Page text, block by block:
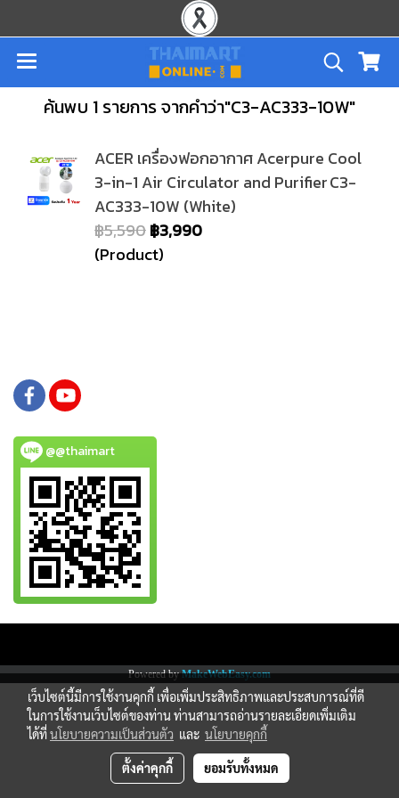
ค้นพบ 1 รายการ จากคำว่า"C3-AC333-10W"
ACER เครื่องฟอกอากาศ Acerpure Cool
3-in-1 Air Circulator and Purifier C3-
AC333-10W (White)
฿5,590฿3,990
(Product)
@@thaimart
Powered byMakeWebEasy.com
เว็บไซต์นี้มีการใช้งานคุกกี้ เพื่อเพิ่มประสิทธิภาพและประสบการณ์ที่ดี
ในการใช้งานเว็บไซต์ของท่าน ท่านสามารถอ่านรายละเอียดเพิ่มเติม
ได้ที่นโยบายความเป็นส่วนตัว และ นโยบายคุกกี้
ตั้งค่าคุกกี้ ยอมรับทั้งหมด